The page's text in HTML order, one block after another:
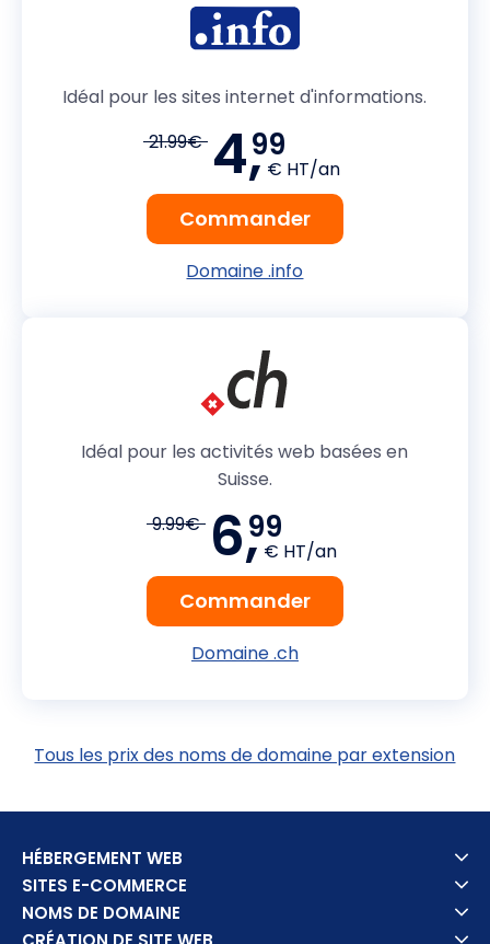
Idéal pour les sites internet d'informations.
21.99€ 4,99
€ HT/an
Commander
Domaine .info
Idéal pour les activités web basées en
Suisse.
9.99€ 6,99
€ HT/an
Commander
Domaine .ch
Tous les prix des noms de domaine par extension
HÉBERGEMENT WEB
SITES E-COMMERCE
NOMS DE DOMAINE